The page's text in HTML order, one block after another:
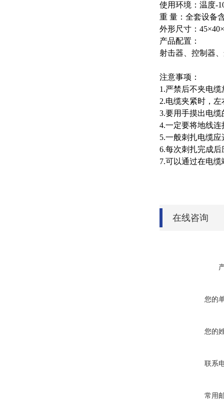
使用环境：温度-
重 量：全套设备
外形尺寸：
产品配置：
射击器、控制器
注意事项：
1.严禁后不夹电
2.电缆夹紧时，
3.要用手摸出电
4.一定要将地线
5.一般刺扎电缆
6.每次刺扎完成
7.可以通过在电
在线咨询
您的
您的
联系
常用